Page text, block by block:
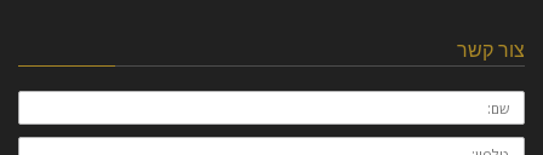
צור קשר
שם:
טלפון: